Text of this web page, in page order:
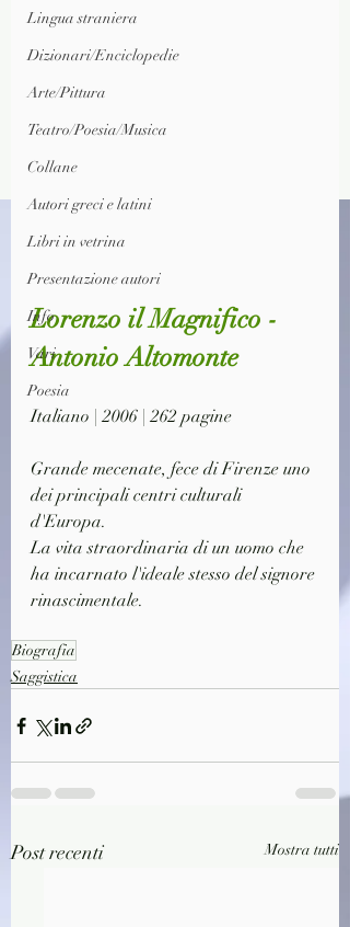
Lingua straniera
Dizionari/Enciclopedie
Arte/Pittura
Teatro/Poesia/Musica
Collane
Autori greci e latini
Libri in vetrina
Presentazione autori
Info
Vari
Poesia
Lorenzo il Magnifico -
Antonio Altomonte
Italiano | 2006 | 262 pagine
Grande mecenate, fece di Firenze uno
dei principali centri culturali
d'Europa.
La vita straordinaria di un uomo che
ha incarnato l'ideale stesso del signore
rinascimentale.
Biografia
Saggistica
Post recenti Mostra tutti